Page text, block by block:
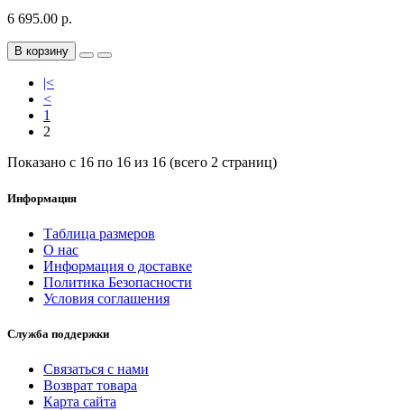
6 695.00 р.
В корзину
|<
<
1
2
Показано с 16 по 16 из 16 (всего 2 страниц)
Информация
Таблица размеров
О нас
Информация о доставке
Политика Безопасности
Условия соглашения
Служба поддержки
Связаться с нами
Возврат товара
Карта сайта